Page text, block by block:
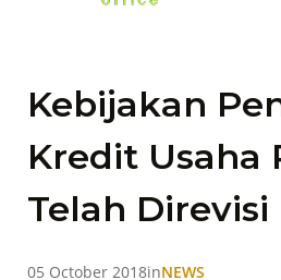
Kebijakan
Kredit Usaha
Telah Direvisi
05 October 2018inNEWS